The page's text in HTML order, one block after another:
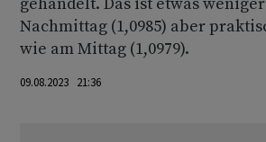
Nachmittag (1,0985) aber
wie am Mittag (1,0979).
09.08.2023 21:36